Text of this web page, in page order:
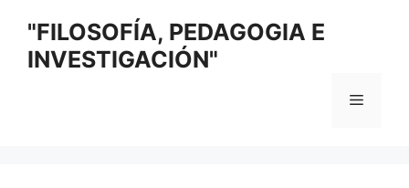
contenido
"FILOSOFÍA, PEDAGOGIA E
INVESTIGACIÓN"
Menú